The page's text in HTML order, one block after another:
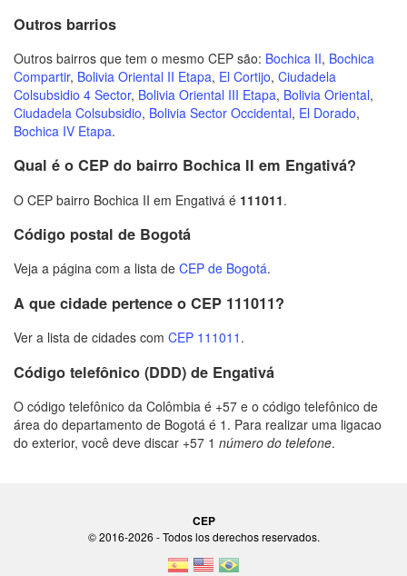
Outros barrios
Outros bairros que tem o mesmo CEP são: Bochica II, Bochica
Compartir, Bolivia Oriental II Etapa, El Cortijo, Ciudadela
Colsubsidio 4 Sector, Bolivia Oriental III Etapa, Bolivia Oriental,
Ciudadela Colsubsidio, Bolivia Sector Occidental, El Dorado,
Bochica IV Etapa.
Qual é o CEP do bairro Bochica II em Engativá?
O CEP bairro Bochica II em Engativá é 111011.
Código postal de Bogotá
Veja a página com a lista de CEP de Bogotá.
A que cidade pertence o CEP 111011?
Ver a lista de cidades com CEP 111011 .
Código telefônico (DDD) de Engativá
O código telefônico da Colômbia é +57 e o código telefônico de
área do departamento de Bogotá é 1. Para realizar uma ligacao
do exterior, você deve discar +57 1 número do telefone.
CEP
© 2016-2026 - Todos los derechos reservados.